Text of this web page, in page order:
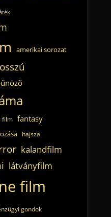
amerikai sorozat
film fantasy
hajsza
kalandfilm
látványfilm
film
gondok